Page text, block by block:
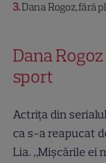
3 Dana Rogoz, fără
Dana
sport
Actrița din
ca s-a reapucat
Lia. „Mișcările ei